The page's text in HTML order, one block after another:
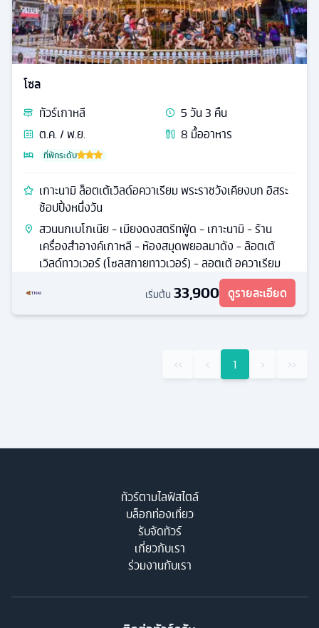
โซล
ทัวร์เกาหลี 5วัน3 คืน
ต.ค. / พ.ย.
8 มื้ออาหาร
ที่พักระดับ
เกาะนามิ ล็อตเต้เวิลด์อควาเรียม พระราชวังเคียงบก อิสระ
ช้อปปิ้งหนึ่งวัน
สวนนกเบโกเนีย - เมียงดงสตรีทฟู้ด - เกาะนามิ - ร้าน
เครื่องสำอางค์เกาหลี - ห้องสมุดพยอลมาดัง - ล๊อตเต้
เวิลด์ทาวเวอร์ (โซลสกายทาวเวอร์) - ลอตเต้ อควาเรียม
เริ่มต้น 33,900 ดูรายละเอียด
‹‹ ‹ 1 › ››
ทัวร์ตามไลฟ์สไตล์
บล็อกท่องเที่ยว
รับจัดทัวร์
เกี่ยวกับเรา
ร่วมงานกับเรา